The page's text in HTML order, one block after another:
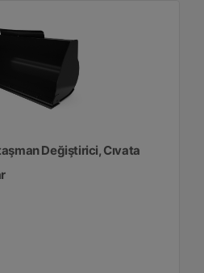
Değiştirici, Cıvata